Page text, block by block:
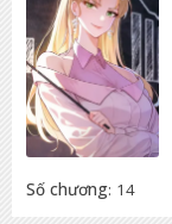
Số chương: 14